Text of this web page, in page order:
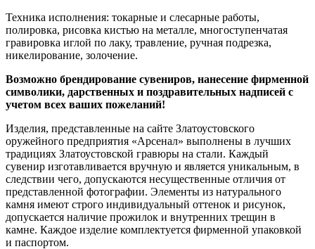
Техника исполнения: токарные и слесарные работы,
полировка, рисовка кистью на металле, многоступенчатая
гравировка иглой по лаку, травление, ручная подрезка,
никелирование, золочение.
Возможно брендирование сувениров, нанесение фирменной
символики, дарственных и поздравительных надписей с
учетом всех ваших пожеланий!
Изделия, представленные на сайте Златоустовского
оружейного предприятия «Арсенал» выполнены в лучших
традициях Златоустовской гравюры на стали. Каждый
сувенир изготавливается вручную и является уникальным, в
следствии чего, допускаются несущественные отличия от
представленной фотографии. Элементы из натурального
камня имеют строго индивидуальный оттенок и рисунок,
допускается наличие прожилок и внутренних трещин в
камне. Каждое изделие комплектуется фирменной упаковкой
и паспортом.